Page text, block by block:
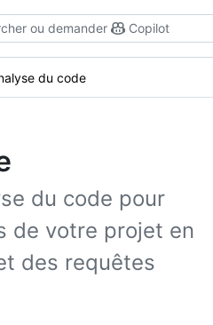
ou demander Copilot
du code
du code pour
de votre projet en
des requêtes